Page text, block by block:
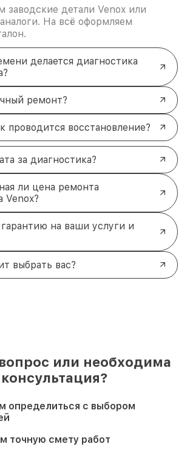
заводские детали Venox или
На всё оформляем
делается диагностика
ремонт?
проводится восстановление?
за диагностика?
ли цена ремонта
Venox?
на ваши услуги и
выбрать вас?
или необходима
консультация?
определиться с выбором
точную смету работ